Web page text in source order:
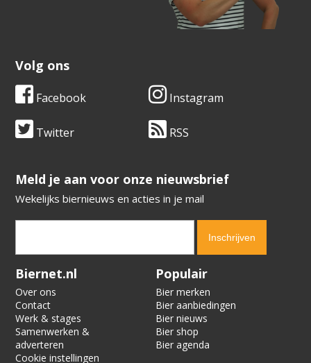
Volg ons
Facebook Instagram
Twitter RSS
​​​​​​​Meld je aan voor onze nieuwsbrief
Wekelijks biernieuws en acties in je mail
Verification code:
Biernet.nl
Over ons
Contact
Werk & stages
Samenwerken &
adverteren
Cookie instellingen
Populair
Bier merken
Bier aanbiedingen
Bier nieuws
Bier shop
Bier agenda